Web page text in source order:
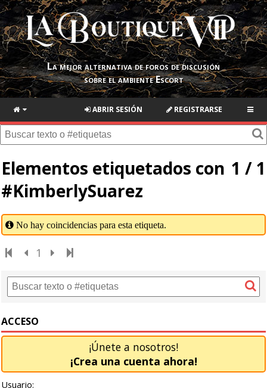
La mejor alternativa de foros de discusión
sobre el ambiente Escort
REGISTRARSE
ABRIR SESIÓN
1 / 1
Elementos etiquetados con
#KimberlySuarez
No hay coincidencias para esta etiqueta.
1
ACCESO
¡Únete a nosotros!
¡Crea una cuenta ahora!
Usuario: